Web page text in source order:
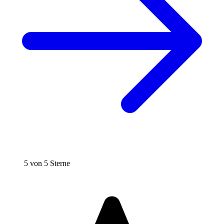
5 von 5 Sterne